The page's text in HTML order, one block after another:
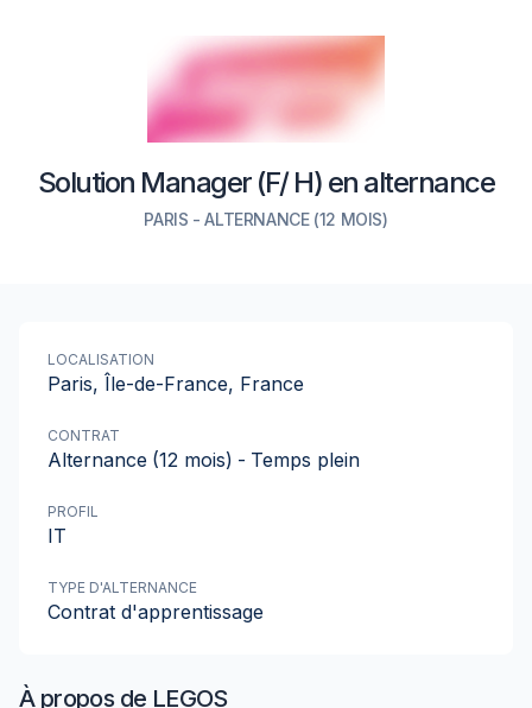
Solution Manager (F/ H) en alternance
PARIS -ALTERNANCE(12 MOIS)
À propos de LEGOS
LOCALISATION
Paris, Île-de-France, France
CONTRAT
Alternance (12 mois) - Temps plein
PROFIL
IT
TYPE D'ALTERNANCE
Contrat d'apprentissage